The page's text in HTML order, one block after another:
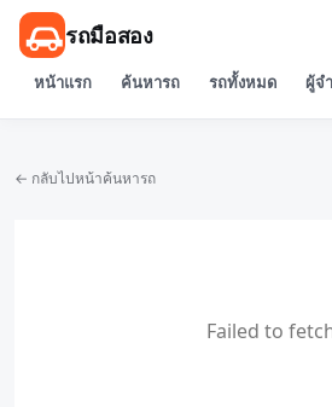
รถมือสอง
หน้าแรก ค้นหารถ รถทั้งหมด ผู้จ
← กลับไปหน้าค้นหารถ
Failed to